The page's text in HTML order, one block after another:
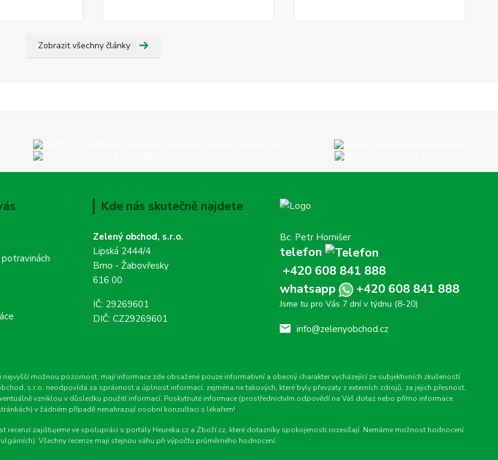
Zobrazit všechny články
Kde nás skutečně najdete
Zelený obchod, s.r.o.
Lipská 2444/4
Brno - Žabovřesky
616 00
IČ: 29269601
DIČ: CZ29269601
Bc. Petr Hornišer
telefon
+420 608 841 888
whatsapp
+420 608 841 888
Jsme tu pro Vás 7 dní v týdnu (8-20)
info@zelenyobchod.cz
možnou pozornost, mají informace zde obsažené pouze informativní a obecný charakter vycházející ze subjektivních zkušeností
s.r.o. neodpovídá za správnost a úplnost informací, zejména ne takových, které byly převzaty z externích zdrojů, za jejich přesnost,
vzniklou v důsledku použití informací. Poskytnuté informace (prostřednictvím odpovědí na Váš dotaz nebo přímo informace
v žádném případě nenahrazují osobní konzultaci s lékařem!
recenzí zajišťujeme ve spolupráci s portály Heureka.cz a Zboží.cz, které dotazníky spokojenosti rozesílají. Nemáme možnost hodnocení
Všechny recenze mají stejnou váhu při výpočtu průměrného hodnocení.